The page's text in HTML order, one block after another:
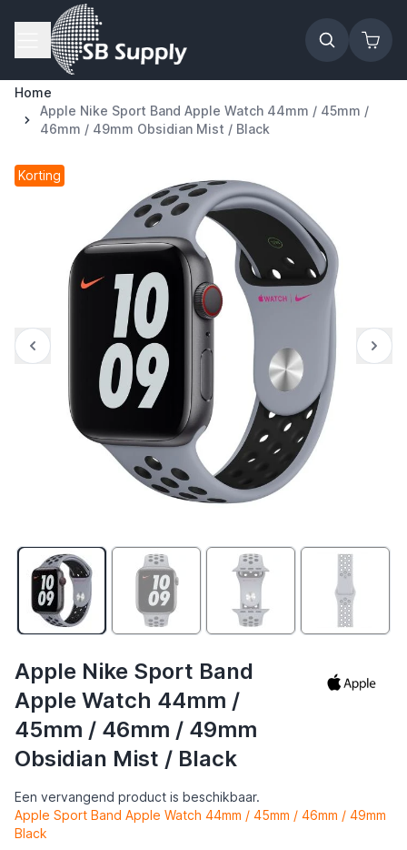
Ga naar de inhoud
Home
Apple Nike Sport Band Apple Watch 44mm / 45mm /
46mm / 49mm Obsidian Mist / Black
Korting
Apple Nike Sport Band
Apple Watch 44mm /
45mm / 46mm / 49mm
Obsidian Mist / Black
Een vervangend product is beschikbaar.
Apple Sport Band Apple Watch 44mm / 45mm / 46mm / 49mm
Black